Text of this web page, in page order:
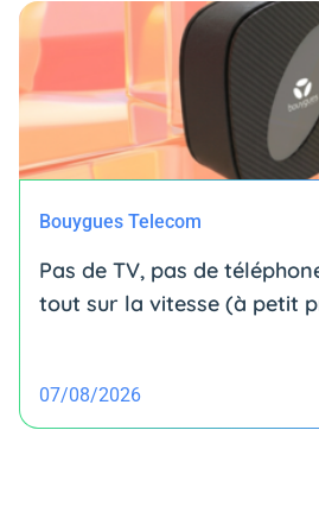
Bouygues Telecom
Pas de TV, pas de
tout sur la vitesse (à petit
07/08/2026